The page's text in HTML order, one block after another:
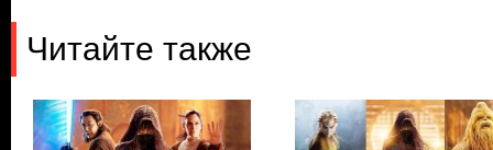
Читайте также